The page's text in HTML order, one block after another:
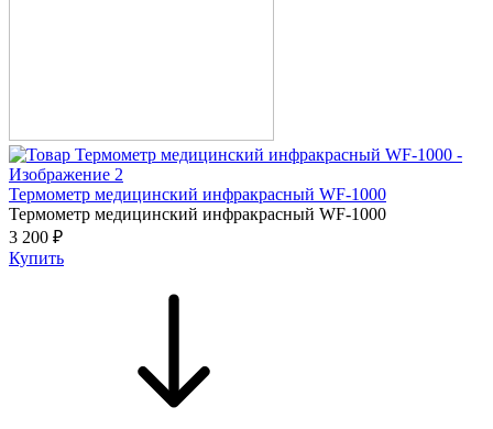
Термометр медицинский инфракрасный WF-1000
Термометр медицинский инфракрасный WF-1000
3 200 ₽
Купить